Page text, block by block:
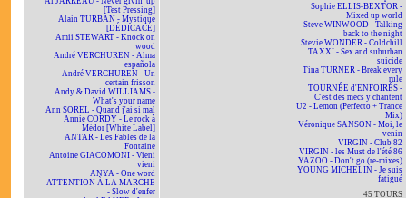
[Test Pressing]
Alain TURBAN - Mystique
[DÉDICACÉ]
Amii STEWART - Knock on
wood
André VERCHUREN - Alma
española
André VERCHUREN - Un
certain frisson
Andy & David WILLIAMS -
What's your name
Ann SOREL - Quand j'ai si mal
Annie CORDY - Le rock à
Médor [White Label]
ANTAR - Les Fables de la
Fontaine
Antoine GIACOMONI - Vieni
vieni
ANYA - One word
ATTENTION À LA MARCHE
- Slow d'enfer
Sophie ELLIS-BEXTOR -
Mixed up world
Steve WINWOOD - Talking
back to the night
Stevie WONDER - Coldchill
TAXXI - Sex and suburban
suicide
Tina TURNER - Break every
rule
TOURNÉE d'ENFOIRÉS -
C'est des mecs y chantent
U2 - Lemon (Perfecto + Trance
Mix)
Véronique SANSON - Moi, le
venin
VIRGIN - Club 82
VIRGIN - les Must de l'été 86
YAZOO - Don't go (re-mixes)
YOUNG MICHELIN - Je suis
fatigué
45 TOURS